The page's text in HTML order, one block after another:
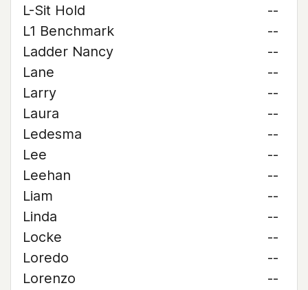
L-Sit Hold
--
L1 Benchmark
--
Ladder Nancy
--
Lane
--
Larry
--
Laura
--
Ledesma
--
Lee
--
Leehan
--
Liam
--
Linda
--
Locke
--
Loredo
--
Lorenzo
--